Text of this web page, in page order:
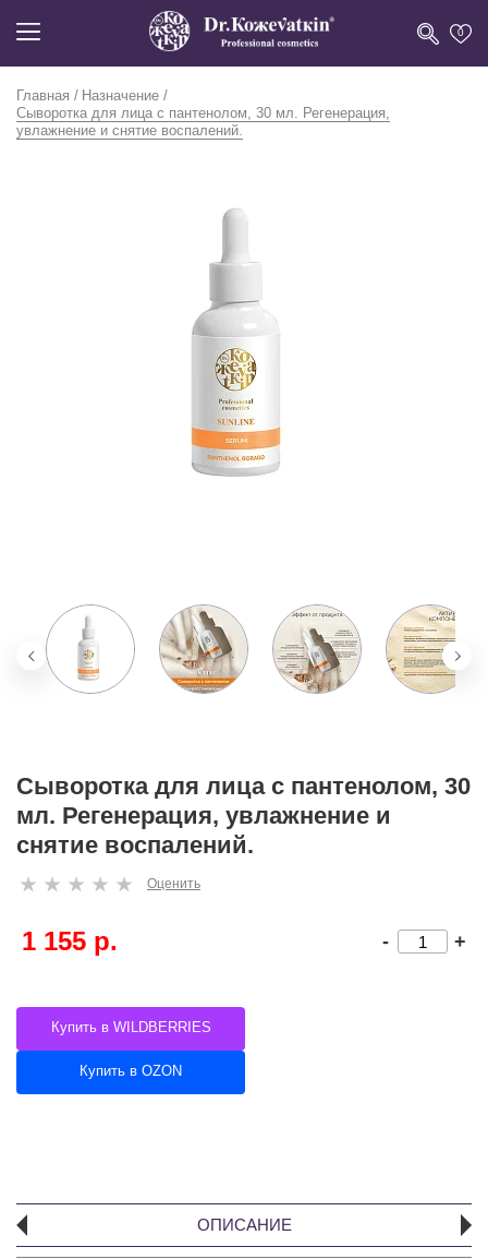
0
Главная
Назначение
Сыворотка для лица с пантенолом, 30 мл. Регенерация,
увлажнение и снятие воспалений.
Сыворотка для лица с пантенолом, 30
мл. Регенерация, увлажнение и
снятие воспалений.
Оценить
1 155 р. - +
Купить в WILDBERRIES
Купить в OZON
ОПИСАНИЕ